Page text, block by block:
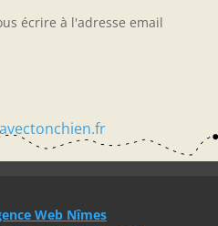
écrire à l'adresse email
Web Nîmes